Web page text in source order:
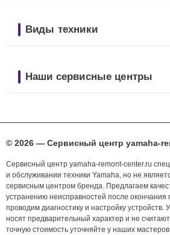
Виды техники
Наши сервисные центры
© 2026 — Сервисный центр yamaha-
Сервисный центр yamaha-remont-center.ru
и обслуживании техники Yamaha, но не
сервисным центром бренда. Предлагаем
устранению неисправностей после окончания
проводим диагностику и настройку
носят предварительный характер и не
точную стоимость уточняйте у наших